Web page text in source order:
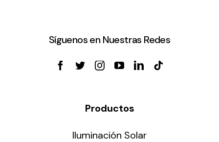
Síguenos en Nuestras Redes
Productos
Iluminación Solar